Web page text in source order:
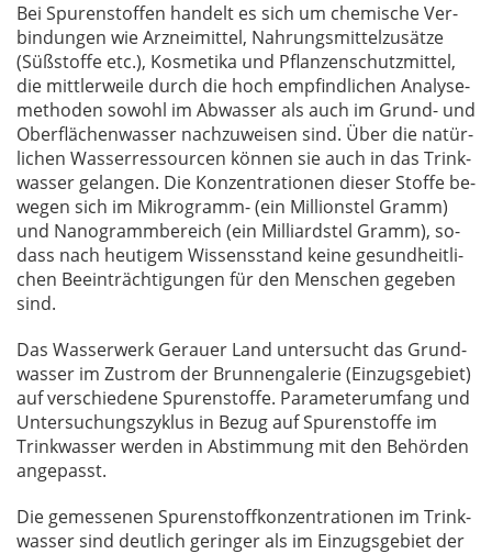
Bei Spu­ren­stof­fen han­delt es sich um che­mi­sche Ver­
bin­dun­gen wie Arz­nei­mit­tel, Nah­rungs­mit­tel­zu­sät­ze
(Süß­stof­fe etc.), Kos­me­ti­ka und Pflan­zen­schutz­mit­tel,
die mitt­ler­wei­le durch die hoch emp­find­li­chen Ana­ly­se­
me­tho­den so­wohl im Ab­was­ser als auch im Grund- und
Ober­flä­chen­was­ser nach­zu­wei­sen sind. Über die na­tür­
li­chen Was­ser­res­sour­cen kön­nen sie auch in das Trink­
was­ser ge­lan­gen. Die Kon­zen­tra­tio­nen die­ser Stof­fe be­
we­gen sich im Mi­kro­gramm- (ein Mil­li­ons­tel Gramm)
und Na­no­gramm­be­reich (ein Mil­li­ards­tel Gramm), so­
dass nach heu­ti­gem Wis­sens­stand kei­ne ge­sund­heit­li­
chen Be­ein­träch­ti­gun­gen für den Men­schen ge­ge­ben
sind.
Das Was­ser­werk Ge­r­au­er Land un­ter­sucht das Grund­
was­ser im Zu­strom der Brun­nen­ga­le­rie (Ein­zugs­ge­biet)
auf ver­schie­de­ne Spu­ren­stof­fe. Pa­ra­me­ter­um­fang und
Un­ter­su­chungs­zy­klus in Be­zug auf Spu­ren­stof­fe im
Trink­was­ser wer­den in Ab­stim­mung mit den Be­hör­den
an­ge­passt.
Die ge­mes­se­nen Spu­ren­stoff­kon­zen­tra­tio­nen im Trink­
was­ser sind deut­lich ge­rin­ger als im Ein­zugs­ge­biet der